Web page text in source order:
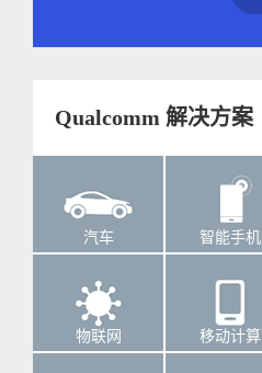
Qualcomm 解决方案
汽车 智能手机
物联网 移动计算